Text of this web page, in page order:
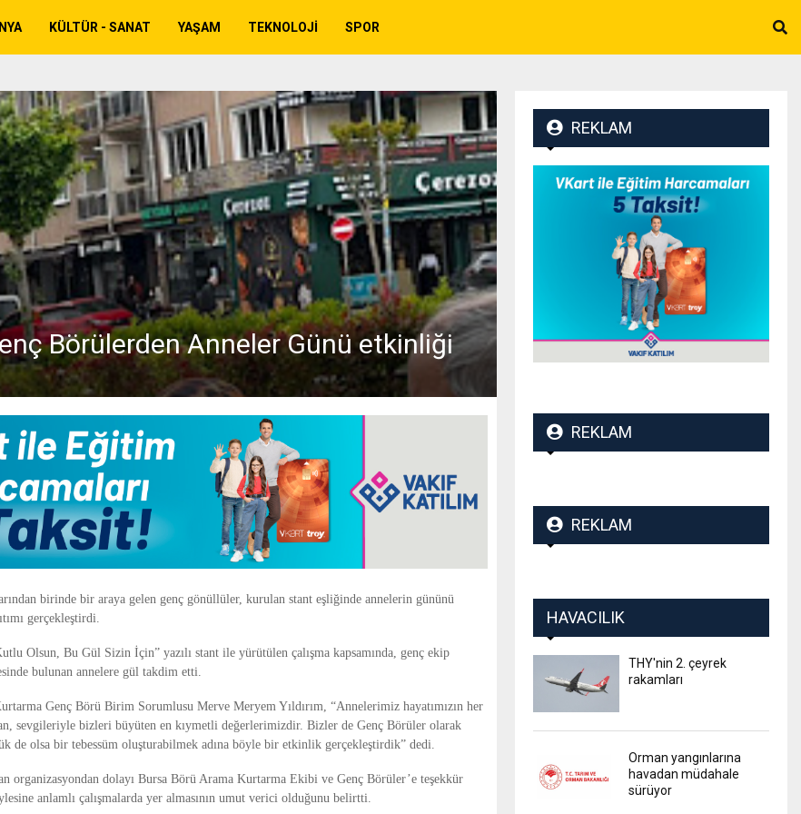
KÜLTÜR - SANAT YAŞAM TEKNOLOJI SPOR
Börülerden Anneler Günü etkinliği
birinde bir araya gelen genç gönüllüler, kurulan stant eşliğinde annelerin gününü
gerçekleştirdi.
Olsun, Bu Gül Sizin İçin” yazılı stant ile yürütülen çalışma kapsamında, genç ekip
bulunan annelere gül takdim etti.
Genç Börü Birim Sorumlusu Merve Meryem Yıldırım, “Annelerimiz hayatımızın her
sevgileriyle bizleri büyüten en kıymetli değerlerimizdir. Bizler de Genç Börüler olarak
de olsa bir tebessüm oluşturabilmek adına böyle bir etkinlik gerçekleştirdik” dedi.
organizasyondan dolayı Bursa Börü Arama Kurtarma Ekibi ve Genç Börüler’e teşekkür
anlamlı çalışmalarda yer almasının umut verici olduğunu belirtti.
REKLAM
REKLAM
REKLAM
HAVACILIK
THY'nin 2. çeyrek
rakamları
Orman yangınlarına
havadan müdahale
sürüyor